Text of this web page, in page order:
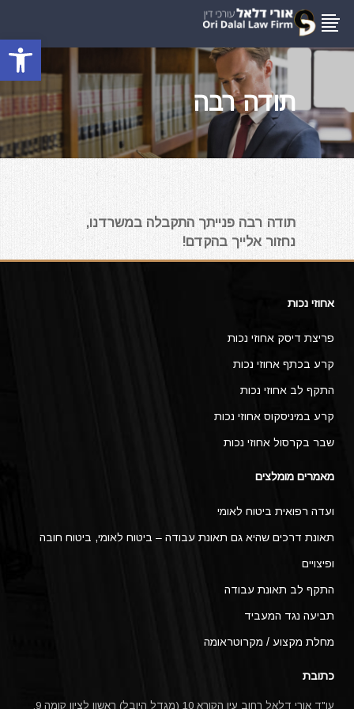
פתח
תודה רבה
תודה רבה פנייתך התקבלה במשרדנו,
נחזור אלייך בהקדם!
אחוזי נכות
פריצת דיסק אחוזי נכות
קרע בכתף אחוזי נכות
התקף לב אחוזי נכות
קרע במיניסקוס אחוזי נכות
שבר בקרסול אחוזי נכות
מאמרים מומלצים
ועדה רפואית ביטוח לאומי
תאונת דרכים שהיא גם תאונת עבודה – ביטוח לאומי, ביטוח חובה
ופיצויים
התקף לב תאונת עבודה
תביעה נגד המעביד
מחלת מקצוע / מקרוטראומה
כתובת
עו"ד אורי דלאל רחוב עין הקורא 10 (מגדל היובל) ראשון לציון קומה 9.